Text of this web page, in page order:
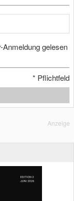
Anmeldung gelesen
* Pflichtfeld
Anzeige